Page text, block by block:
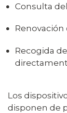
Consulta
Recogida
Los
disponen de